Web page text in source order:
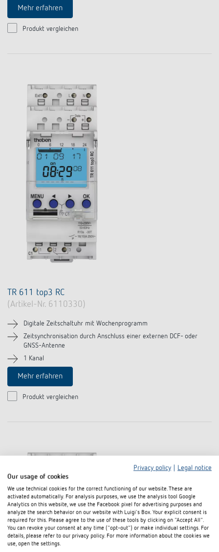
Mehr erfahren
Produkt vergleichen
TR 611 top3 RC
(Artikel-Nr. 6110330)
Digitale Zeitschaltuhr mit Wochenprogramm
Zeitsynchronisation durch Anschluss einer externen DCF- oder
GNSS-Antenne
1 Kanal
Mehr erfahren
Produkt vergleichen
Privacy policy
Legal notice
Our usage of cookies
We use technical cookies for the correct functioning of our website. These are
activated automatically. For analysis purposes, we use the analysis tool Google
Analytics on this website, we use the Facebook pixel for advertising purposes and
analyze the search behavior on our website with Luigi's Box. Your explicit consent is
required for this. Please agree to the use of these tools by clicking on "Accept All".
You can revoke your consent at any time ("opt-out") or make individual settings. For
details, please refer to our privacy policy. For more information about the cookies we
use, open the settings.